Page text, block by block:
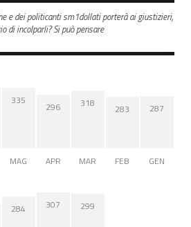
e dei politicanti sm1dollati porterà ai giustizieri,
di incolparli? Si può pensare
335
MAG
296
APR
318
MAR
283
FEB
287
GEN
284 307 299